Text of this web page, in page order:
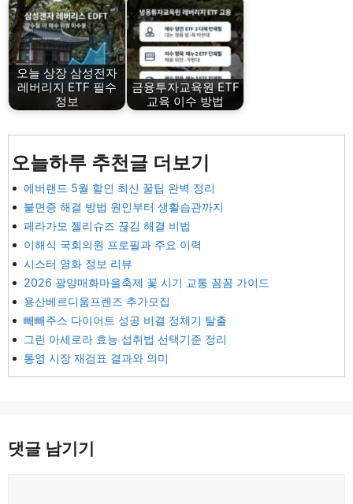
오늘 상장 삼성전자
레버리지 ETF 필수
정보
금융투자교육원 ETF
교육 이수 방법
오늘하루 추천글 더보기
에버랜드 5월 할인 최신 꿀팁 완벽 정리
불면증 해결 방법 원인부터 생활습관까지
페라가모 젤리슈즈 끊김 해결 비법
이해식 국회의원 프로필과 주요 이력
시스터 영화 정보 리뷰
2026 광양매화마을축제 꽃 시기 교통 꼼꼼 가이드
용산베르디움프렌즈 추가모집
빼빼주스 다이어트 성공 비결 정체기 탈출
그린 아세로라 효능 섭취법 선택기준 정리
통영 시장 재검표 결과와 의미
댓글 남기기